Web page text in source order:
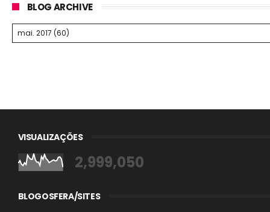
BLOG ARCHIVE
VISUALIZAÇÕES
2,999,050
BLOGOSFERA/SITES